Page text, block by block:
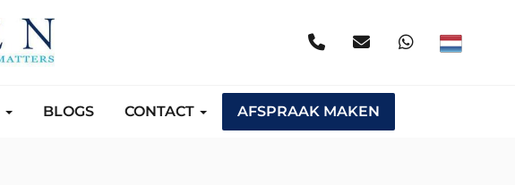
BLOGS CONTACT AFSPRAAK MAKEN